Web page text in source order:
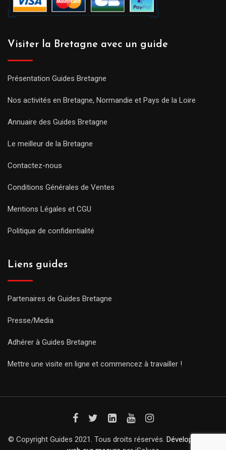
Visiter la Bretagne avec un guide
Présentation Guides Bretagne
Nos activités en Bretagne, Normandie et Pays de la Loire
Annuaire des Guides Bretagne
Le meilleur de la Bretagne
Contactez-nous
Conditions Générales de Ventes
Mentions Légales et CGU
Politique de confidentialité
Liens guides
Partenaires de Guides Bretagne
Presse/Media
Adhérer à Guides Bretagne
Mettre une visite en ligne et commencez à travailler !
© Copyright Guides 2021. Tous droits réservés. Développement